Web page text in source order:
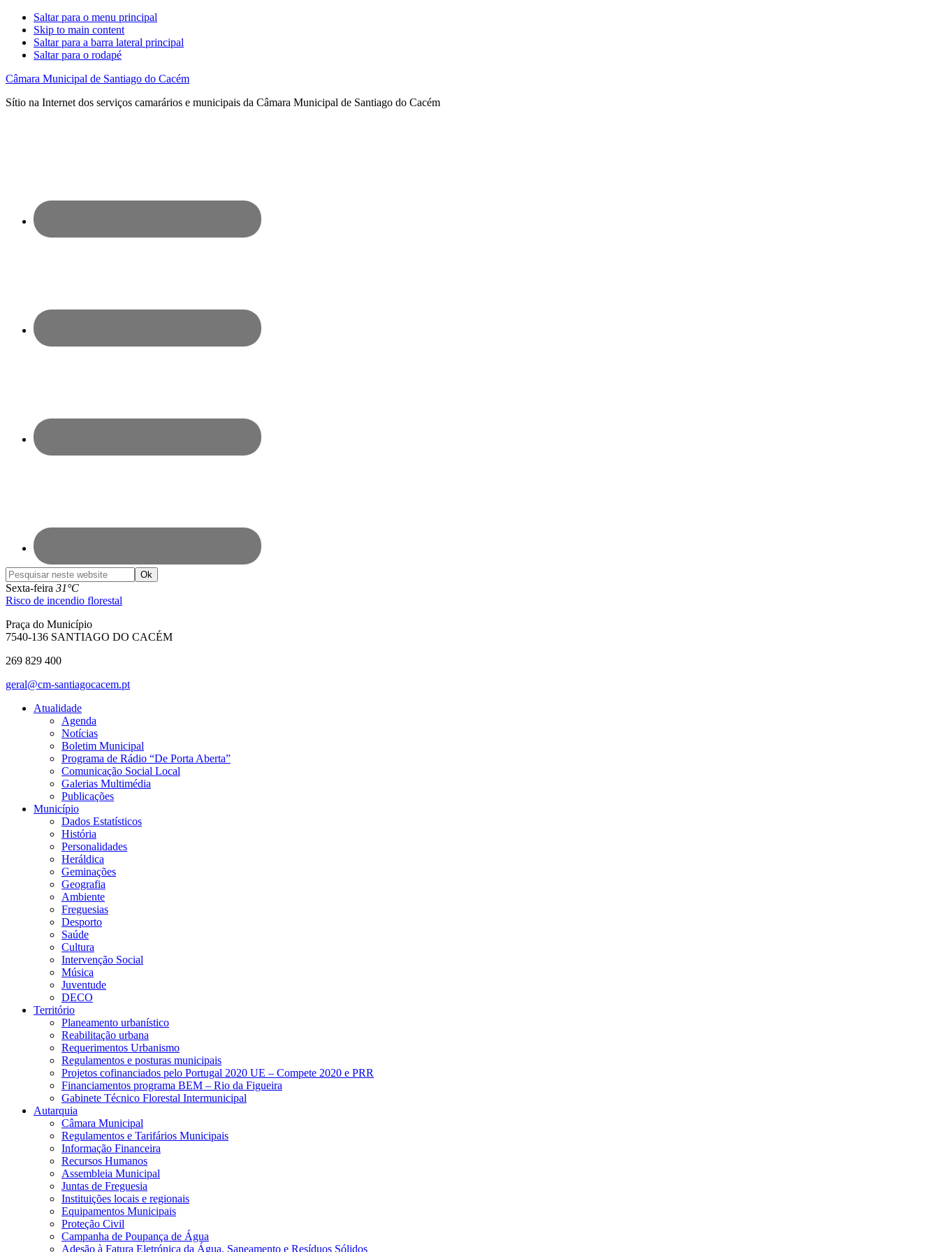
Saltar para o menu principal
Skip to main content
Saltar para a barra lateral principal
Saltar para o rodapé
Câmara Municipal de Santiago do Cacém
Sítio na Internet dos serviços camarários e municipais da Câmara Municipal de Santiago do Cacém
Pesquisar
neste
website
Sexta-feira 31°C
Risco de incendio florestal
Praça do Município
7540-136 SANTIAGO DO CACÉM
269 829 400
geral@cm-santiagocacem.pt
Atualidade
Agenda
Notícias
Boletim Municipal
Programa de Rádio “De Porta Aberta”
Comunicação Social Local
Galerias Multimédia
Publicações
Município
Dados Estatísticos
História
Personalidades
Heráldica
Geminações
Geografia
Ambiente
Freguesias
Desporto
Saúde
Cultura
Intervenção Social
Música
Juventude
DECO
Território
Planeamento urbanístico
Reabilitação urbana
Requerimentos Urbanismo
Regulamentos e posturas municipais
Projetos cofinanciados pelo Portugal 2020 UE – Compete 2020 e PRR
Financiamentos programa BEM – Rio da Figueira
Gabinete Técnico Florestal Intermunicipal
Autarquia
Câmara Municipal
Regulamentos e Tarifários Municipais
Informação Financeira
Recursos Humanos
Assembleia Municipal
Juntas de Freguesia
Instituições locais e regionais
Equipamentos Municipais
Proteção Civil
Campanha de Poupança de Água
Adesão à Fatura Eletrónica da Água, Saneamento e Resíduos Sólidos